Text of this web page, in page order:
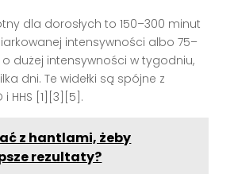
dla dorosłych to 150–300 minut
intensywności albo 75–
o dużej intensywności w tygodniu,
dni. Te widełki są spójne z
HHS [1][3][5].
z hantlami, żeby
rezultaty?